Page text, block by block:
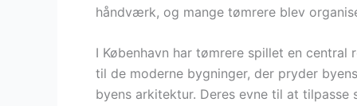
håndværk, og mange tømrere blev
I København har tømrere spillet en
til de moderne bygninger, der pryder
byens arkitektur. Deres evne til at